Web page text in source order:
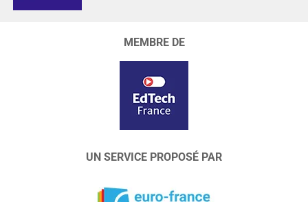
MEMBRE DE
UN SERVICE PROPOSÉ PAR